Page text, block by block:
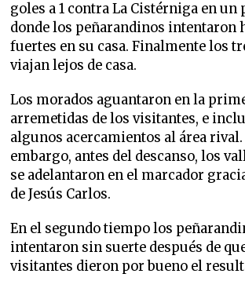
goles a 1 contra La Cistérniga en un
donde los peñarandinos intentaron
fuertes en su casa. Finalmente los
viajan lejos de casa.
Los morados aguantaron en la
arremetidas de los visitantes, e
algunos acercamientos al área
embargo, antes del descanso, los
se adelantaron en el marcador
de Jesús Carlos.
En el segundo tiempo los
intentaron sin suerte después de
visitantes dieron por bueno el